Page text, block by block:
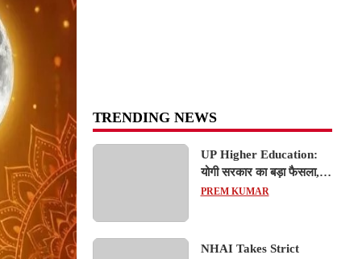
TRENDING NEWS
UP Higher Education:
योगी सरकार का बड़ा फैसला,
यूपी में 3 नए प्राइवेट
PREM KUMAR
NHAI Takes Strict